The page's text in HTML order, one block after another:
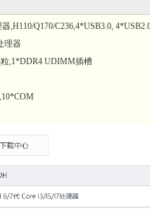
,H110/Q170/C236,4*USB3.0,
理器
,1*DDR4 UDIMM插槽